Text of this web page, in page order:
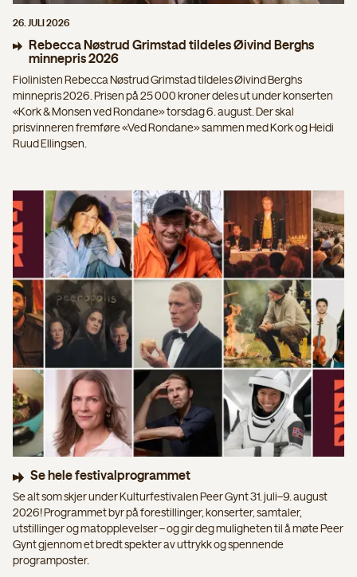
26. JULI 2026
Rebecca Nøstrud Grimstad tildeles Øivind Berghs
minnepris 2026
Fiolinisten Rebecca Nøstrud Grimstad tildeles Øivind Berghs
minnepris 2026. Prisen på 25 000 kroner deles ut under konserten
«Kork & Monsen ved Rondane» torsdag 6. august. Der skal
prisvinneren fremføre «Ved Rondane» sammen med Kork og Heidi
Ruud Ellingsen.
Se hele festivalprogrammet
Se alt som skjer under Kulturfestivalen Peer Gynt 31. juli–9. august
2026! Programmet byr på forestillinger, konserter, samtaler,
utstillinger og matopplevelser – og gir deg muligheten til å møte Peer
Gynt gjennom et bredt spekter av uttrykk og spennende
programposter.